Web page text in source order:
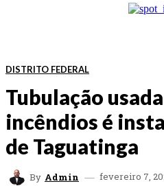
DISTRITO FEDERAL
Tubulação
incêndios é
de Taguatinga
By Admin fevereiro 7,